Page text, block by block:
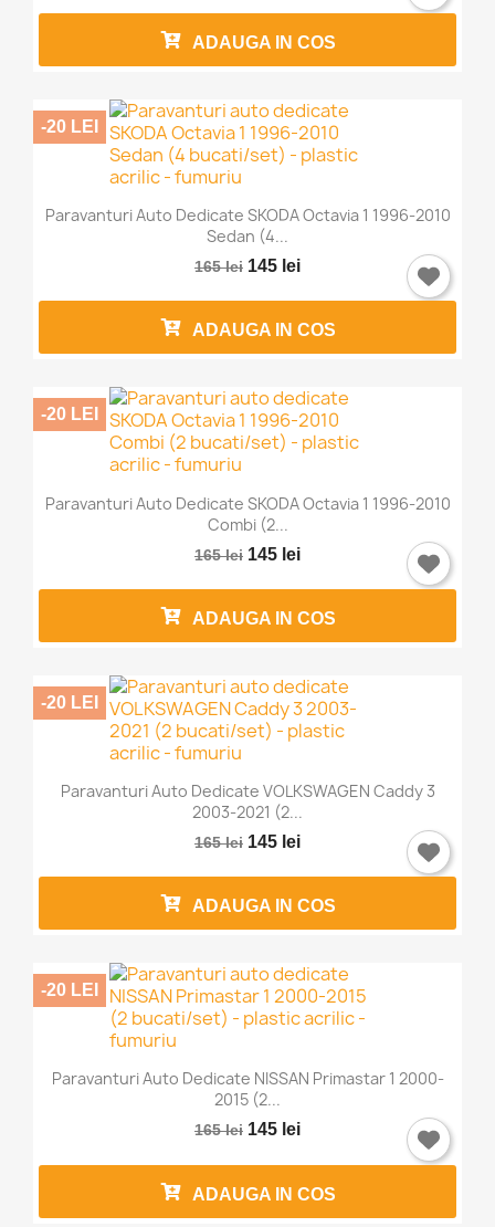
ADAUGA IN COS
Paravanturi Auto Dedicate SKODA Octavia 1 1996-2010
Sedan (4...
165 lei 145 lei
-20 LEI
ADAUGA IN COS
Paravanturi Auto Dedicate SKODA Octavia 1 1996-2010
Combi (2...
165 lei 145 lei
-20 LEI
ADAUGA IN COS
Paravanturi Auto Dedicate VOLKSWAGEN Caddy 3
2003-2021 (2...
165 lei 145 lei
-20 LEI
ADAUGA IN COS
Paravanturi Auto Dedicate NISSAN Primastar 1 2000-
2015 (2...
165 lei 145 lei
-20 LEI
ADAUGA IN COS